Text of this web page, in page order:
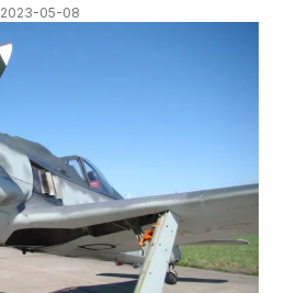
2023-05-08